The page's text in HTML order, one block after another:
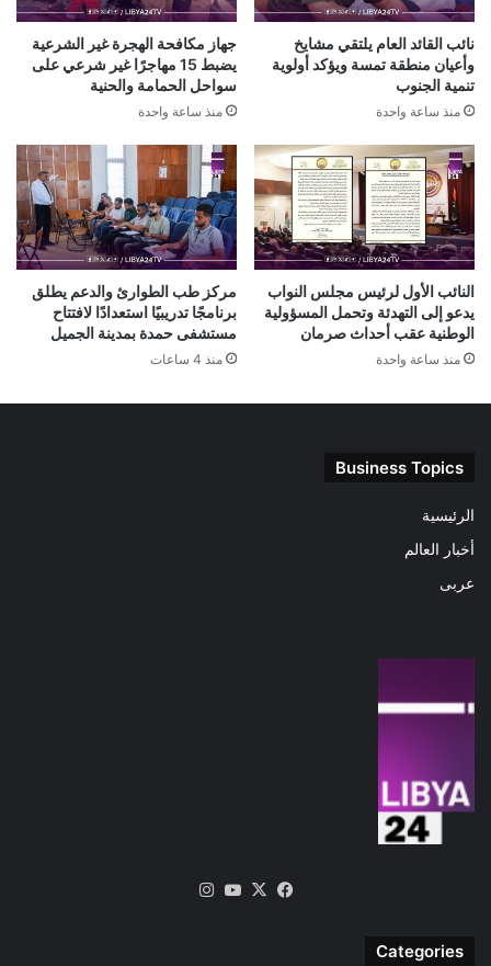
نائب القائد العام يلتقي مشايخ
وأعيان منطقة تمسة ويؤكد أولوية
تنمية الجنوب
منذ ساعة واحدة
جهاز مكافحة الهجرة غير الشرعية
يضبط 15 مهاجرًا غير شرعي على
سواحل الحمامة والحنية
منذ ساعة واحدة
النائب الأول لرئيس مجلس النواب
يدعو إلى التهدئة وتحمل المسؤولية
الوطنية عقب أحداث صرمان
منذ ساعة واحدة
مركز طب الطوارئ والدعم يطلق
برنامجًا تدريبيًا استعدادًا لافتتاح
مستشفى حمدة بمدينة الجميل
منذ 4 ساعات
Business Topics
الرئيسية
أخبار العالم
عربى
فيسبوك
‫X
‫YouTube
Categories